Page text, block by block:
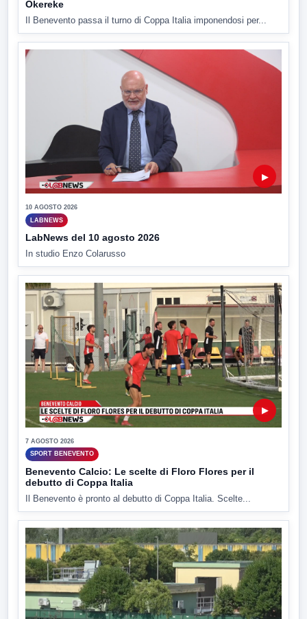
Okereke
Il Benevento passa il turno di Coppa Italia imponendosi per...
▶
10 AGOSTO 2026
LABNEWS
LabNews del 10 agosto 2026
In studio Enzo Colarusso
▶
7 AGOSTO 2026
SPORT BENEVENTO
Benevento Calcio: Le scelte di Floro Flores per il
debutto di Coppa Italia
Il Benevento è pronto al debutto di Coppa Italia. Scelte...